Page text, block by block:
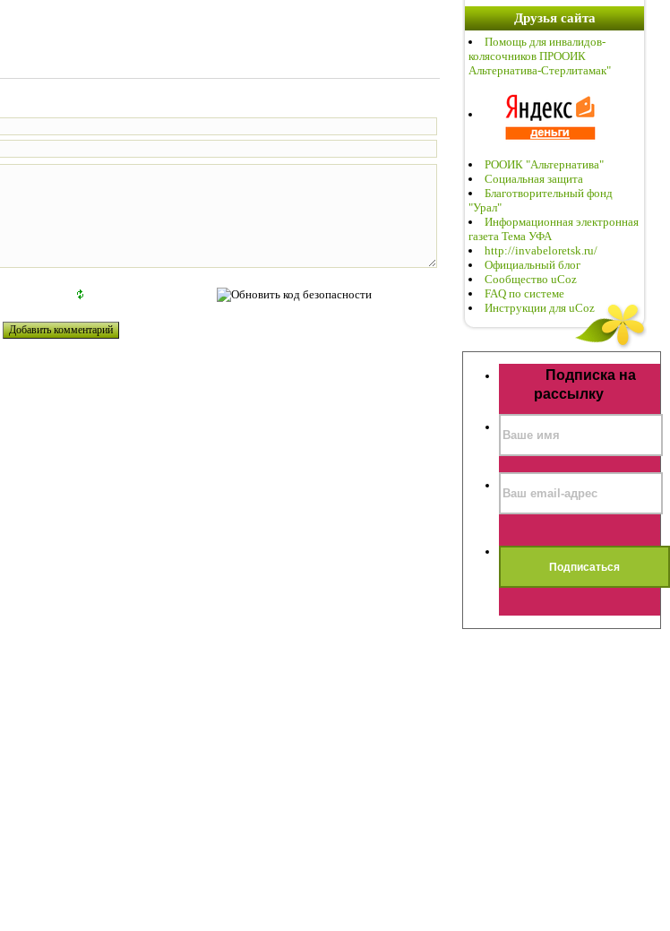
Друзья сайта
Помощь для инвалидов-
колясочников ПРООИК
Альтернатива-Стерлитамак"
РООИК "Альтернатива"
Социальная защита
Благотворительный фонд
"Урал"
Информационная электронная
газета Тема УФА
http://invabeloretsk.ru/
Официальный блог
Сообщество uCoz
FAQ по системе
Инструкции для uCoz
Подписка на
рассылку